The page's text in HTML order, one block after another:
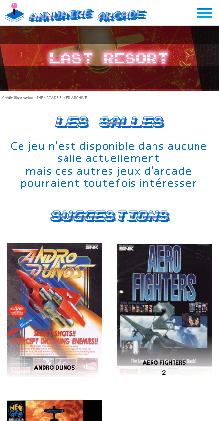
Skip
to
content
Annuaire Arcade
Crédit illustration : THE ARCADE FLYER ARCHIVE
Last Resort
Les salles
Ce jeu n'est disponible dans aucune
salle actuellement
mais ces autres jeux d'arcade
pourraient toutefois intéresser
Suggestions
ANDRO DUNOS
AERO FIGHTERS
2